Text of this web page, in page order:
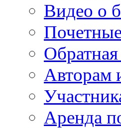
Видео о
Обратная
Авторам
Аренда